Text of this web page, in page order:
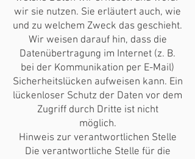
wir sie nutzen. Sie erläutert auch, wie
und zu welchem Zweck das geschieht.
Wir weisen darauf hin, dass die
Datenübertragung im Internet (z. B.
bei der Kommunikation per E-Mail)
Sicherheitslücken aufweisen kann. Ein
lückenloser Schutz der Daten vor dem
Zugriff durch Dritte ist nicht
möglich.
Hinweis zur verantwortlichen Stelle
Die verantwortliche Stelle für die